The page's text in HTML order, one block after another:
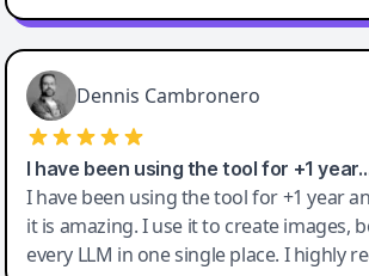
Dennis Cambronero
I have been using the tool for +1
I have been using the tool for +1 year
it is amazing. I use it to create images,
every LLM in one single place. I highly